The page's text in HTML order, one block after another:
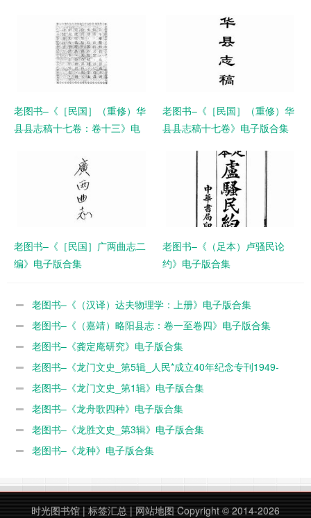
老图书–《［民国］（重修）华
县县志稿十七卷：卷十三》电
老图书–《［民国］（重修）华
县县志稿十七卷》电子版合集
老图书–《［民国］广两曲志二
编》电子版合集
老图书–《（足本）卢骚民论
约》电子版合集
老图书–《（汉译）达夫物理学：上册》电子版合集
老图书–《（嘉靖）略阳县志：卷一至卷四》电子版合集
老图书–《龚定庵研究》电子版合集
老图书–《龙门文史_第5辑_人民*成立40年纪念专刊1949-
1989》电子版合集
老图书–《龙门文史_第1辑》电子版合集
老图书–《龙舟歌四种》电子版合集
老图书–《龙胜文史_第3辑》电子版合集
老图书–《龙种》电子版合集
时光图书馆 | 标签汇总 | 网站地图 Copyright © 2014-2026